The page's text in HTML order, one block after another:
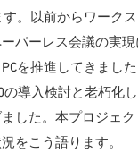
す。以前からワーク
パーレス会議の実
を推進してきまし
の導入検討と老朽化
した。本プロジェ
をこう語ります。